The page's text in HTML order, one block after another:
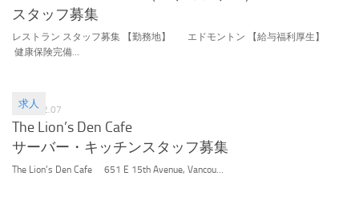
スタッフ募集
レストラン スタッフ募集 【勤務地】 エドモントン 【給与福利厚生】
健康保険完備...
求人
2016.02.07
The Lion’s Den Cafe
サーバー・キッチンスタッフ募集
The Lion’s Den Cafe 651 E 15th Avenue, Vancou...